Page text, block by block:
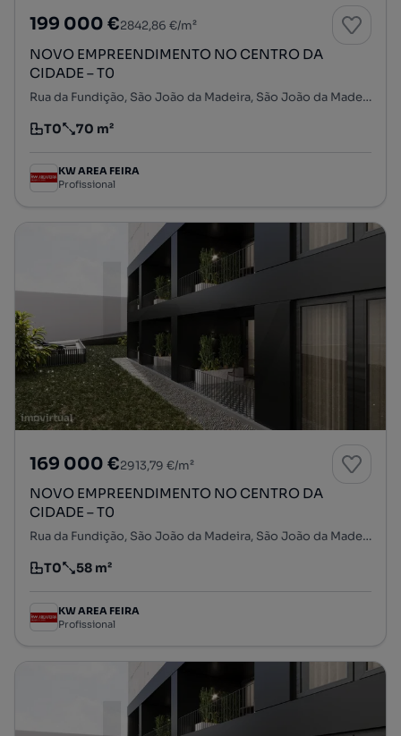
199 000 €2842,86 €/m²
NOVO EMPREENDIMENTO NO CENTRO DA
CIDADE – T0
Rua da Fundição, São João da Madeira, São João da Madeira, Aveiro
Tipologia
T0
Preço por metro quadrado
70 m²
KW AREA FEIRA
Profissional
169 000 €2913,79 €/m²
NOVO EMPREENDIMENTO NO CENTRO DA
CIDADE – T0
Rua da Fundição, São João da Madeira, São João da Madeira, Aveiro
Tipologia
T0
Preço por metro quadrado
58 m²
KW AREA FEIRA
Profissional